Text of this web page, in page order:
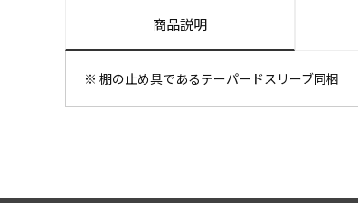
商品説明
※ 棚の止め具であるテーパードスリーブ同梱